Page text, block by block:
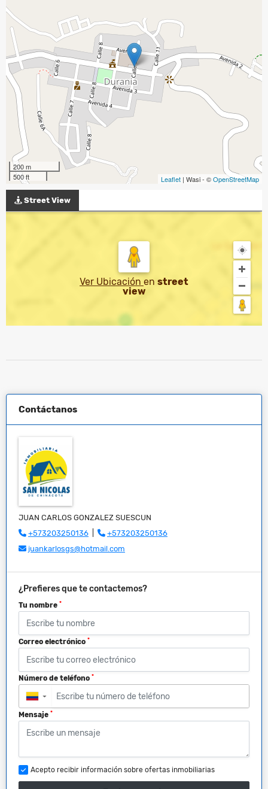
200 m
500 ft
Leaflet | Wasi - ©OpenStreetMap
Street View
Ver Ubicación en street
view
Contáctanos
JUAN CARLOS GONZALEZ SUESCUN
+573203250136
+573203250136
juankarlosgs@hotmail.com
¿Prefieres que te contactemos?
Tu nombre *
Correo electrónico *
Número de teléfono *
▼
Mensaje *
Acepto recibir información sobre ofertas inmobiliarias